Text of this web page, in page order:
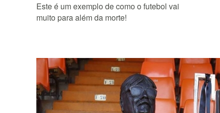
Este é um exemplo de como o futebol vai
muito para além da morte!